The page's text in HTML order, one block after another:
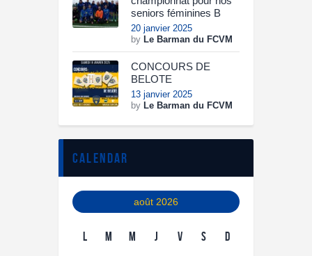
seniors féminines B
20 janvier 2025
by Le Barman du FCVM
CONCOURS DE
BELOTE
13 janvier 2025
by Le Barman du FCVM
calendar
août 2026
L M M J V S D